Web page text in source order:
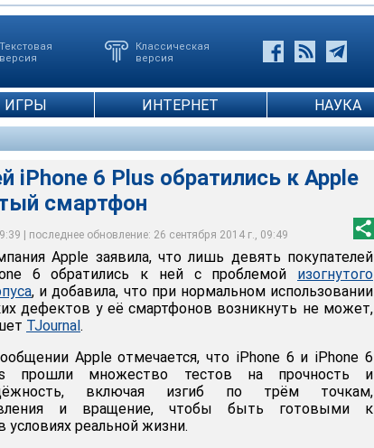
Текстовая
версия
Классическая
версия
ИГРЫ ИНТЕРНЕТ НАУКА
iPhone 6 Plus обратились к Apple
смартфон
| последнее обновление: 26 сентября 2014 г., 09:49
Apple заявила, что лишь девять покупателей
6 обратились к ней с проблемой изогнутого
, и добавила, что при нормальном использовании
дефектов у её смартфонов возникнуть не может,
TJournal.
Apple отмечается, что iPhone 6 и iPhone 6
прошли множество тестов на прочность и
включая изгиб по трём точкам,
и вращение, чтобы быть готовыми к
реальной жизни.